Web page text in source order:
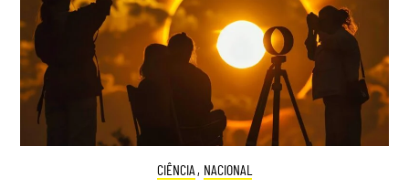
CIÊNCIA , NACIONAL